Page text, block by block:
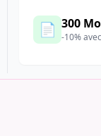
📄 300
-10%